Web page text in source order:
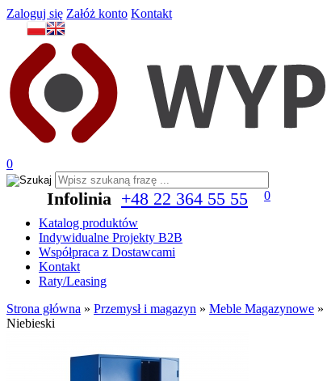
Zaloguj się Załóż konto Kontakt
0
Infolinia +48 22 364 55 55
0
Katalog produktów
Indywidualne Projekty B2B
Współpraca z Dostawcami
Kontakt
Raty/Leasing
Strona główna » Przemysł i magazyn » Meble Magazynowe »
Niebieski